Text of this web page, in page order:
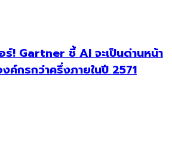
ร์! Gartner ชี้ AI จะเป็นด่านหน้า
กรกว่าครึ่งภายในปี 2571